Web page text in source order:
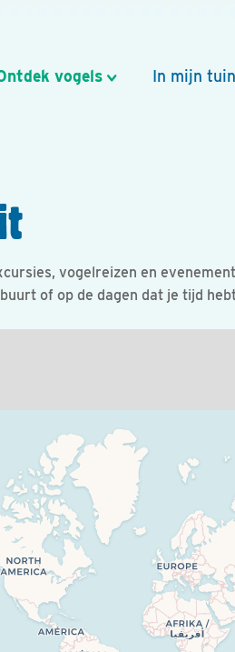
vogels In mijn tuin
vogelreizen en
of op de dagen dat je tijd